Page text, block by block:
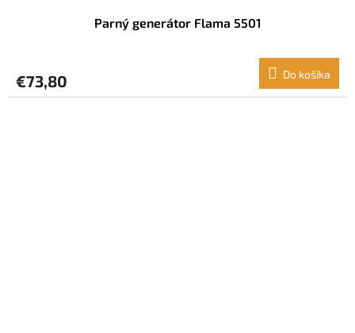
Parný generátor Flama 5501
€73,80 Do košíka